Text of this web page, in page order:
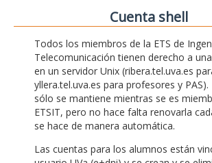
Cuenta shell
Todos los miembros de la ETS de
Telecomunicación tienen derecho a
en un servidor Unix (ribera.tel.uva.es
yllera.tel.uva.es para profesores y PAS).
sólo se mantiene mientras se es
ETSIT, pero no hace falta renovarla
se hace de manera automática.
Las cuentas para los alumnos están